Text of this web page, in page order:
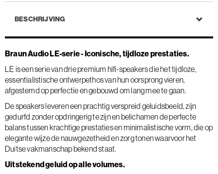
BESCHRIJVING
Braun Audio LE-serie - Iconische, tijdloze prestaties.
LE is een serie van drie premium hifi-speakers die het tijdloze,
essentialistische ontwerpethos van hun oorsprong vieren,
afgestemd op perfectie en gebouwd om lang mee te gaan.
De speakers leveren een prachtig verspreid geluidsbeeld, zijn
gedurfd zonder opdringerig te zijn en belichamen de perfecte
balans tussen krachtige prestaties en minimalistische vorm, die op
elegante wijze de nauwgezetheid en zorg tonen waarvoor het
Duitse vakmanschap bekend staat.
Uitstekend geluid op alle volumes.